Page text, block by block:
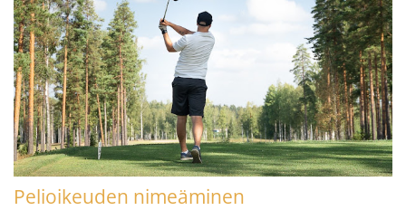
Pelioikeuden nimeäminen